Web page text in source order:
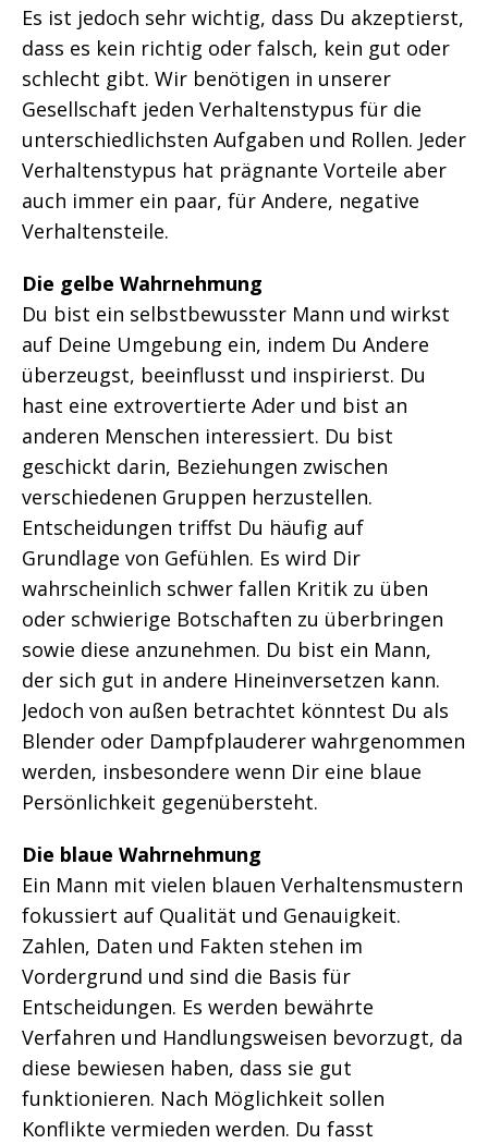
Es ist jedoch sehr wichtig, dass Du akzeptierst,
dass es kein richtig oder falsch, kein gut oder
schlecht gibt. Wir benötigen in unserer
Gesellschaft jeden Verhaltenstypus für die
unterschiedlichsten Aufgaben und Rollen. Jeder
Verhaltenstypus hat prägnante Vorteile aber
auch immer ein paar, für Andere, negative
Verhaltensteile.
Die gelbe Wahrnehmung
Du bist ein selbstbewusster Mann und wirkst
auf Deine Umgebung ein, indem Du Andere
überzeugst, beeinflusst und inspirierst. Du
hast eine extrovertierte Ader und bist an
anderen Menschen interessiert. Du bist
geschickt darin, Beziehungen zwischen
verschiedenen Gruppen herzustellen.
Entscheidungen triffst Du häufig auf
Grundlage von Gefühlen. Es wird Dir
wahrscheinlich schwer fallen Kritik zu üben
oder schwierige Botschaften zu überbringen
sowie diese anzunehmen. Du bist ein Mann,
der sich gut in andere Hineinversetzen kann.
Jedoch von außen betrachtet könntest Du als
Blender oder Dampfplauderer wahrgenommen
werden, insbesondere wenn Dir eine blaue
Persönlichkeit gegenübersteht.
Die blaue Wahrnehmung
Ein Mann mit vielen blauen Verhaltensmustern
fokussiert auf Qualität und Genauigkeit.
Zahlen, Daten und Fakten stehen im
Vordergrund und sind die Basis für
Entscheidungen. Es werden bewährte
Verfahren und Handlungsweisen bevorzugt, da
diese bewiesen haben, dass sie gut
funktionieren. Nach Möglichkeit sollen
Konflikte vermieden werden. Du fasst